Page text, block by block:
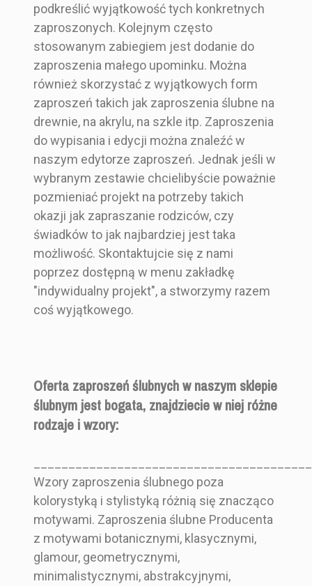
podkreślić wyjątkowość tych konkretnych
zaproszonych. Kolejnym często
stosowanym zabiegiem jest dodanie do
zaproszenia małego upominku. Można
również skorzystać z wyjątkowych form
zaproszeń takich jak zaproszenia ślubne na
drewnie, na akrylu, na szkle itp. Zaproszenia
do wypisania i edycji można znaleźć w
naszym edytorze zaproszeń. Jednak jeśli w
wybranym zestawie chcielibyście poważnie
pozmieniać projekt na potrzeby takich
okazji jak zapraszanie rodziców, czy
świadków to jak najbardziej jest taka
możliwość. Skontaktujcie się z nami
poprzez dostępną w menu zakładkę
"indywidualny projekt", a stworzymy razem
coś wyjątkowego.
Oferta zaproszeń ślubnych w naszym sklepie
ślubnym jest bogata, znajdziecie w niej różne
rodzaje i wzory:
Wzory zaproszenia ślubnego poza
kolorystyką i stylistyką różnią się znacząco
motywami. Zaproszenia ślubne Producenta
z motywami botanicznymi, klasycznymi,
glamour, geometrycznymi,
minimalistycznymi, abstrakcyjnymi,